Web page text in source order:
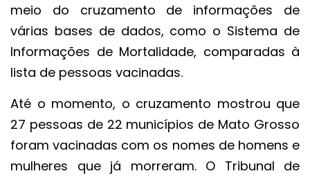
meio do cruzamento de informações de
várias bases de dados, como o Sistema de
Informações de Mortalidade, comparadas à
lista de pessoas vacinadas.
Até o momento, o cruzamento mostrou que
27 pessoas de 22 municípios de Mato Grosso
foram vacinadas com os nomes de homens e
mulheres que já morreram. O Tribunal de